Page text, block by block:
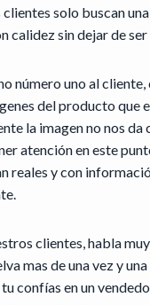
solo buscan
calidez sin dejar de
número uno al
del producto que
la imagen no nos da
atención en este
reales y con
clientes, habla
mas de una vez y
confías en un